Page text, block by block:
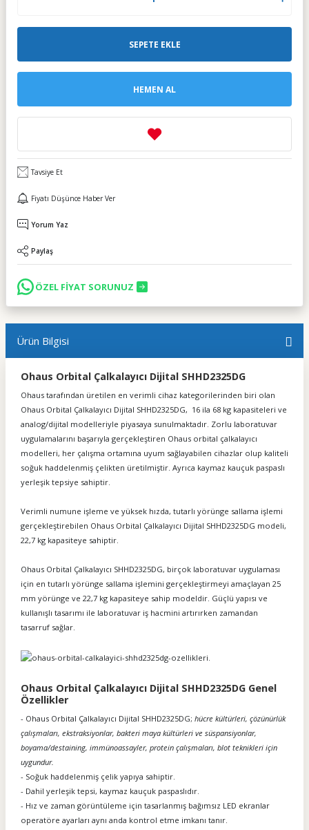
SEPETE EKLE
HEMEN AL
Tavsiye Et
Fiyatı Düşünce Haber Ver
Yorum Yaz
Paylaş
ÖZEL FİYAT SORUNUZ
Ürün Bilgisi
Ohaus Orbital Çalkalayıcı Dijital SHHD2325DG
Ohaus tarafından üretilen en verimli cihaz kategorilerinden biri olan
Ohaus Orbital Çalkalayıcı Dijital SHHD2325DG, 16 ila 68 kg kapasiteleri ve
analog/dijital modelleriyle piyasaya sunulmaktadır. Zorlu laboratuvar
uygulamalarını başarıyla gerçekleştiren Ohaus orbital çalkalayıcı
modelleri, her çalışma ortamına uyum sağlayabilen cihazlar olup kaliteli
soğuk haddelenmiş çelikten üretilmiştir. Ayrıca kaymaz kauçuk paspaslı
yerleşik tepsiye sahiptir.
Verimli numune işleme ve yüksek hızda, tutarlı yörünge sallama işlemi
gerçekleştirebilen Ohaus Orbital Çalkalayıcı Dijital SHHD2325DG modeli,
22,7 kg kapasiteye sahiptir.
Ohaus Orbital Çalkalayıcı SHHD2325DG, birçok laboratuvar uygulaması
için en tutarlı yörünge sallama işlemini gerçekleştirmeyi amaçlayan 25
mm yörünge ve 22,7 kg kapasiteye sahip modeldir. Güçlü yapısı ve
kullanışlı tasarımı ile laboratuvar iş hacmini artırırken zamandan
tasarruf sağlar.
Ohaus Orbital Çalkalayıcı Dijital SHHD2325DG Genel
Özellikler
- Ohaus Orbital Çalkalayıcı Dijital SHHD2325DG; hücre kültürleri, çözünürlük
çalışmaları, ekstraksiyonlar, bakteri maya kültürleri ve süspansiyonlar,
boyama/destaining, immünoassayler, protein çalışmaları, blot teknikleri için
uygundur.
- Soğuk haddelenmiş çelik yapıya sahiptir.
- Dahil yerleşik tepsi, kaymaz kauçuk paspaslıdır.
- Hız ve zaman görüntüleme için tasarlanmış bağımsız LED ekranlar
operatöre ayarları aynı anda kontrol etme imkanı tanır.